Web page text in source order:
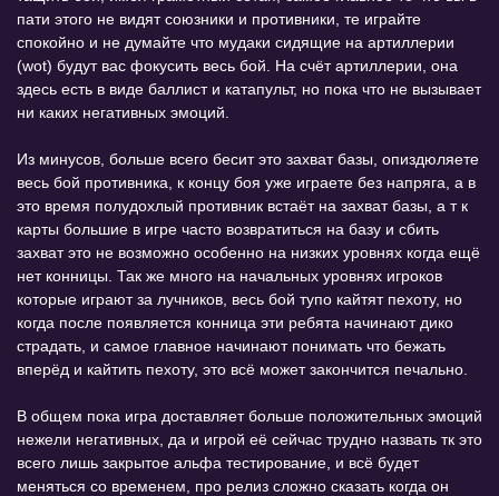
пати этого не видят союзники и противники, те играйте
спокойно и не думайте что мудаки сидящие на артиллерии
(wot) будут вас фокусить весь бой. На счёт артиллерии, она
здесь есть в виде баллист и катапульт, но пока что не вызывает
ни каких негативных эмоций.
Из минусов, больше всего бесит это захват базы, опиздюляете
весь бой противника, к концу боя уже играете без напряга, а в
это время полудохлый противник встаёт на захват базы, а т к
карты большие в игре часто возвратиться на базу и сбить
захват это не возможно особенно на низких уровнях когда ещё
нет конницы. Так же много на начальных уровнях игроков
которые играют за лучников, весь бой тупо кайтят пехоту, но
когда после появляется конница эти ребята начинают дико
страдать, и самое главное начинают понимать что бежать
вперёд и кайтить пехоту, это всё может закончится печально.
В общем пока игра доставляет больше положительных эмоций
нежели негативных, да и игрой её сейчас трудно назвать тк это
всего лишь закрытое альфа тестирование, и всё будет
меняться со временем, про релиз сложно сказать когда он